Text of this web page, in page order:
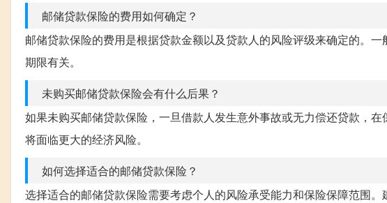
邮储贷款保险的费用如何确定？
邮储贷款保险的费用是根据贷款金额以及贷款人的风险评级来确定的。
期限有关。
未购买邮储贷款保险会有什么后果？
如果未购买邮储贷款保险，一旦借款人发生意外事故或无力偿还贷款，
将面临更大的经济风险。
如何选择适合的邮储贷款保险？
选择适合的邮储贷款保险需要考虑个人的风险承受能力和保险保障范围